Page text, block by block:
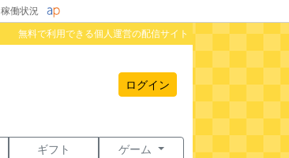
稼働状況
無料で利用できる個人運営の配信サイト
ログイン
ギフト ゲーム